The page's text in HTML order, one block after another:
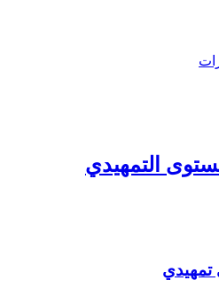
التمهيدي
تمهيدي